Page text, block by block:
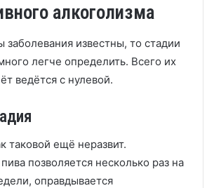
алкоголизма
заболевания известны, то стадии
легче определить. Всего их
ведётся с нулевой.
таковой ещё неразвит.
позволяется несколько раз на
оправдывается